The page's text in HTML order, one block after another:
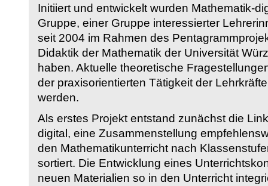
Initiiert und entwickelt wurden Mathematik-
Gruppe, einer Gruppe interessierter
seit 2004 im Rahmen des
Didaktik der Mathematik der Universität
haben. Aktuelle theoretische
der praxisorientierten Tätigkeit der
werden.
Als erstes Projekt entstand zunächst die
digital, eine Zusammenstellung
den Mathematikunterricht nach
sortiert. Die Entwicklung eines
neuen Materialien so in den Unterricht